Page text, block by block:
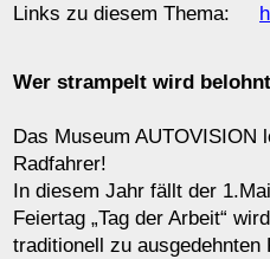
Links zu diesem Thema:
Wer strampelt wird belohnt
Das Museum
Radfahrer!
In diesem Jahr fällt der
Feiertag „Tag der Arbeit“
traditionell zu